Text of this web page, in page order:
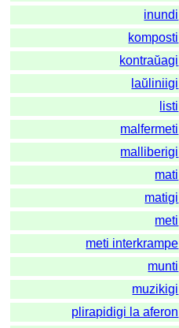
inundi
komposti
kontraŭagi
laŭliniigi
listi
malfermeti
malliberigi
mati
matigi
meti
meti interkrampe
munti
muzikigi
plirapidigi la aferon